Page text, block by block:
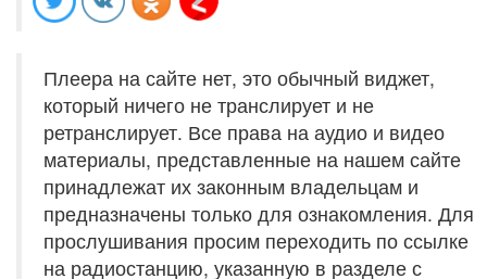
Плеера на сайте нет, это обычный виджет,
который ничего не транслирует и не
ретранслирует. Все права на аудио и видео
материалы, представленные на нашем сайте
принадлежат их законным владельцам и
предназначены только для ознакомления. Для
прослушивания просим переходить по ссылке
на радиостанцию, указанную в разделе с